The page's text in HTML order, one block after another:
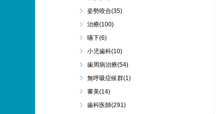
姿勢咬合(35)
治療(100)
嚥下(6)
小児歯科(10)
歯周病治療(54)
無呼吸症候群(1)
審美(14)
歯科医師(291)